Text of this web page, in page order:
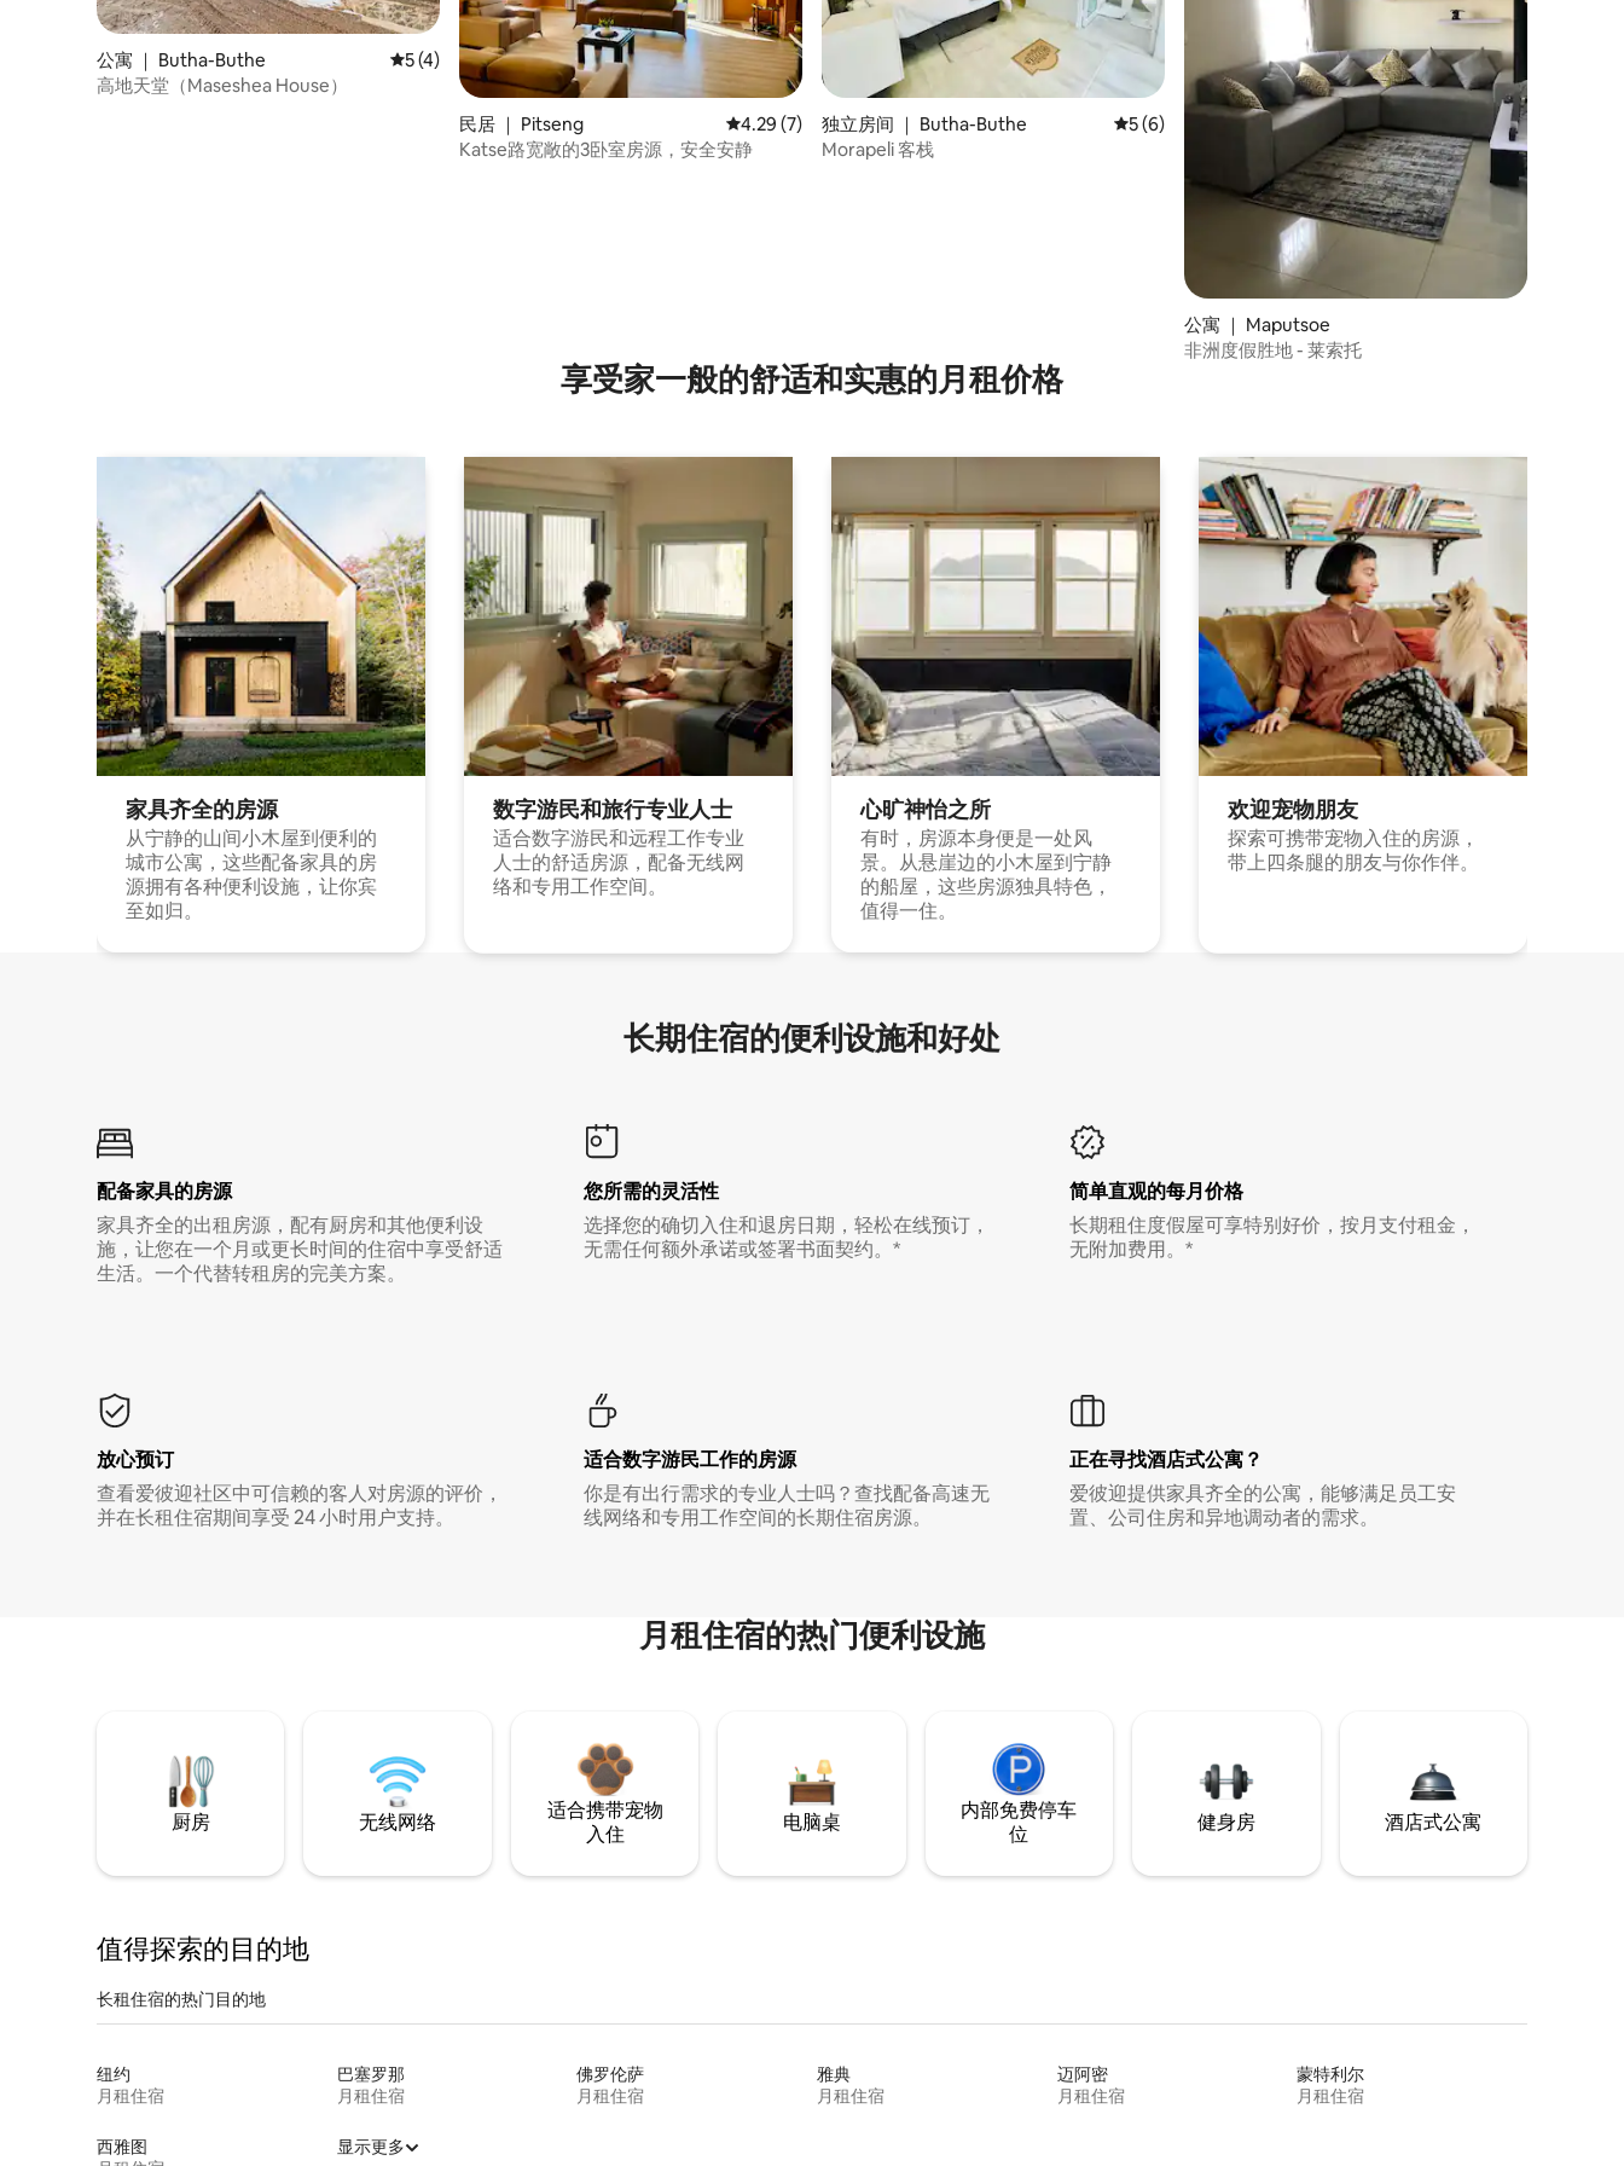
公寓 ｜ Butha-Buthe 平均评分 5 分（满分 5 分），共 4 条评价
5 (4)
高地天堂（Maseshea House）
民居 ｜ Pitseng
平均评分 4.29 分（满分 5 分），共 7 条评价
4.29 (7)
Katse路宽敞的3卧室房源，安全安静
独立房间 ｜ Butha-Buthe 平均评分 5 分（满分 5 分），共 6 条评价
5 (6)
Morapeli 客栈
公寓 ｜ Maputsoe
非洲度假胜地 - 莱索托
享受家一般的舒适和实惠的月租价格
家具齐全的房源
从宁静的山间小木屋到便利的
城市公寓，这些配备家具的房
源拥有各种便利设施，让你宾
至如归。
数字游民和旅行专业人士
适合数字游民和远程工作专业
人士的舒适房源，配备无线网
络和专用工作空间。
心旷神怡之所
有时，房源本身便是一处风
景。从悬崖边的小木屋到宁静
的船屋，这些房源独具特色，
值得一住。
欢迎宠物朋友
探索可携带宠物入住的房源，
带上四条腿的朋友与你作伴。
长期住宿的便利设施和好处
配备家具的房源
家具齐全的出租房源，配有厨房和其他便利设
施，让您在一个月或更长时间的住宿中享受舒适
生活。一个代替转租房的完美方案。
您所需的灵活性
选择您的确切入住和退房日期，轻松在线预订，
无需任何额外承诺或签署书面契约。*
简单直观的每月价格
长期租住度假屋可享特别好价，按月支付租金，
无附加费用。*
放心预订
查看爱彼迎社区中可信赖的客人对房源的评价，
并在长租住宿期间享受 24 小时用户支持。
适合数字游民工作的房源
你是有出行需求的专业人士吗？查找配备高速无
线网络和专用工作空间的长期住宿房源。
正在寻找酒店式公寓？
爱彼迎提供家具齐全的公寓，能够满足员工安
置、公司住房和异地调动者的需求。
月租住宿的热门便利设施
厨房 无线网络
适合携带宠物
入住
电脑桌
内部免费停车
位
健身房 酒店式公寓
值得探索的目的地
长租住宿的热门目的地
纽约
月租住宿
巴塞罗那
月租住宿
佛罗伦萨
月租住宿
雅典
月租住宿
迈阿密
月租住宿
蒙特利尔
月租住宿
西雅图
显示更多